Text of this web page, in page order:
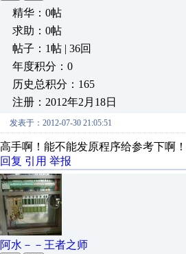
精华：0帖
求助：0帖
帖子：1帖 | 36回
年度积分：0
历史总积分：165
注册：2012年2月18日
发表于：2012-07-30 21:05:51
高手啊！能不能发原程序给参考下啊
回复 引用 举报
阿水－－王者之师